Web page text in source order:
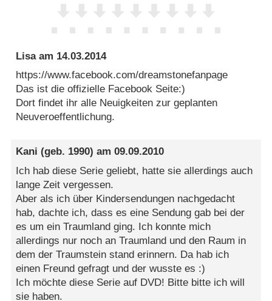
Lisaam 14.03.2014
https://www.facebook.com/dreamstonefanpage
Das ist die offizielle Facebook Seite:)
Dort findet ihr alle Neuigkeiten zur geplanten
Neuveroeffentlichung.
Kani (geb. 1990) am09.09.2010
Ich hab diese Serie geliebt, hatte sie allerdings auch
lange Zeit vergessen.
Aber als ich über Kindersendungen nachgedacht
hab, dachte ich, dass es eine Sendung gab bei der
es um ein Traumland ging. Ich konnte mich
allerdings nur noch an Traumland und den Raum in
dem der Traumstein stand erinnern. Da hab ich
einen Freund gefragt und der wusste es :)
Ich möchte diese Serie auf DVD! Bitte bitte ich will
sie haben.